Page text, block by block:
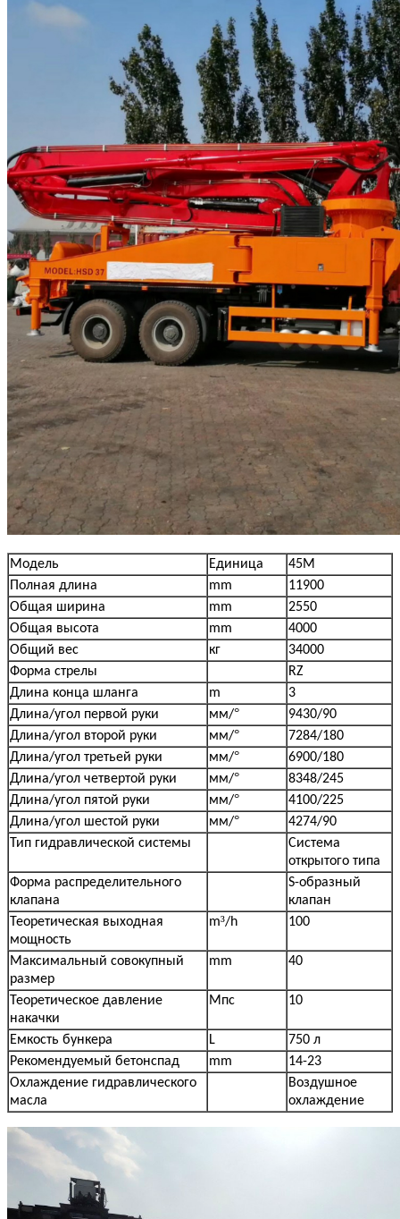
Модель Единица
45М
Полная длина
mm
11900
Общая ширина
mm
2550
Общая высота
mm
4000
Общий вес
кг
34000
Форма стрелы
RZ
Длина конца шланга
m
3
Длина/угол первой руки
мм/°
9430/90
Длина/угол второй руки
мм/°
7284/180
Длина/угол третьей руки
мм/°
6900/180
Длина/угол четвертой руки
мм/°
8348/245
Длина/угол пятой руки
мм/°
4100/225
Длина/угол шестой руки
мм/°
4274/90
Тип гидравлической системы
Система
открытого типа
Форма распределительного
клапана
S-образный
клапан
Теоретическая выходная
мощность
m³/h 100
Максимальный совокупный
размер
mm 40
Теоретическое давление
накачки
Мпс 10
Емкость бункера L
750 л
Рекомендуемый бетонспад mm
14-23
Охлаждение гидравлического
масла
Воздушное
охлаждение